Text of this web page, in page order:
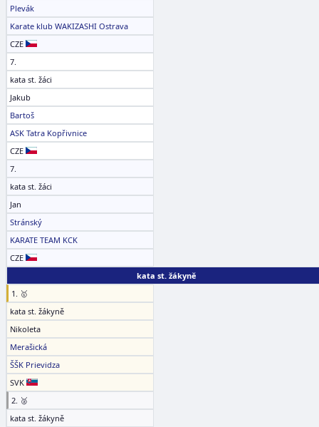
Plevák
Karate klub WAKIZASHI Ostrava
CZE
7.
kata st. žáci
Jakub
Bartoš
ASK Tatra Kopřivnice
CZE
7.
kata st. žáci
Jan
Stránský
KARATE TEAM KCK
CZE
kata st. žákyně
1. 🥇
kata st. žákyně
Nikoleta
Merašická
ŠŠK Prievidza
SVK
2. 🥈
kata st. žákyně